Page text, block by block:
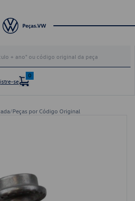
se
0
/Peças por Código Original